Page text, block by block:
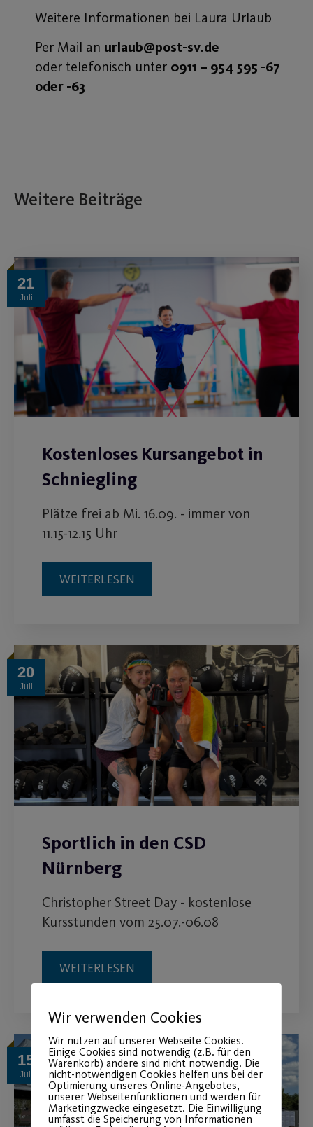
Weitere Informationen bei Laura Urlaub
Per Mail an urlaub@post-sv.de
oder telefonisch unter 0911 – 954 595 -67
oder -63
Weitere Beiträge
21
Juli
Kostenloses Kursangebot in
Schniegling
Plätze frei ab Mi. 16.09. - immer von
11.15-12.15 Uhr
WEITERLESEN
20
Juli
Sportlich in den CSD
Nürnberg
Christopher Street Day - kostenlose
Kursstunden vom 25.07.-06.08
WEITERLESEN
15
Juli
Wir verwenden Cookies
Wir nutzen auf unserer Webseite Cookies.
Einige Cookies sind notwendig (z.B. für den
Warenkorb) andere sind nicht notwendig. Die
nicht-notwendigen Cookies helfen uns bei der
Optimierung unseres Online-Angebotes,
unserer Webseitenfunktionen und werden für
Marketingzwecke eingesetzt. Die Einwilligung
umfasst die Speicherung von Informationen